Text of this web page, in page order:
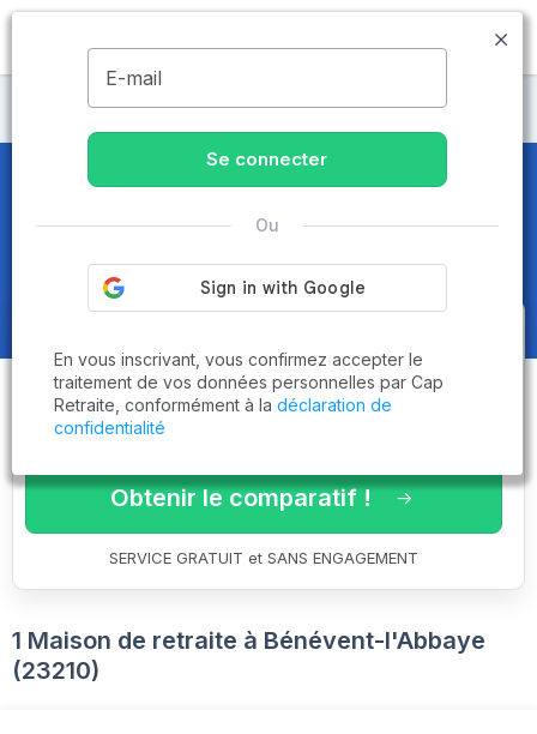
MENU
Maisons de retraite Creuse
Maisons de retraite et EHPAD
Bénévent-l'Abbaye (23210)
Obtenez le
comparatif des
établissementsadaptés à vos
critères en 3 minutes !
Obtenir le comparatif !
SERVICE GRATUIT et SANS ENGAGEMENT
1 Maison de retraite à Bénévent-l'Abbaye
(23210)
E-mail
Se connecter
Ou
En vous inscrivant, vous confirmez accepter le
traitement de vos données personnelles par Cap
Retraite, conformément à la déclaration de
confidentialité